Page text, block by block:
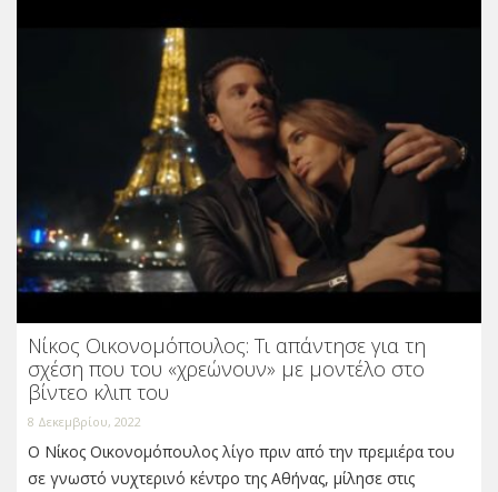
Νίκος Οικονομόπουλος: Τι απάντησε για τη
σχέση που του «χρεώνουν» με μοντέλο στο
βίντεο κλιπ του
8 Δεκεμβρίου, 2022
Ο Νίκος Οικονομόπουλος λίγο πριν από την πρεμιέρα του
σε γνωστό νυχτερινό κέντρο της Αθήνας, μίλησε στις